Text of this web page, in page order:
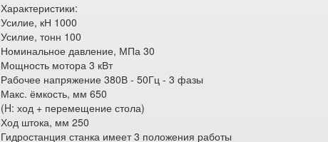
Характеристики:
Усилие, кН 1000
Усилие, тонн 100
Номинальное давление, МПа 30
Мощность мотора 3 кВт
Рабочее напряжение 380В - 50Гц - 3 фазы
Макс. ёмкость, мм 650
(H: ход + перемещение стола)
Ход штока, мм 250
Гидростанция станка имеет 3 положения работы